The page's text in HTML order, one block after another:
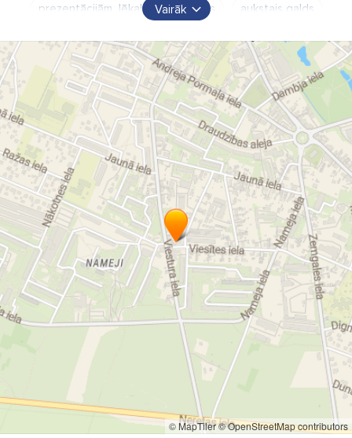
prezentācijām Jēkabpilī
siltais
aukstais galds
svinību rīkošana
organizēšana bēru mielasti
Vairāk
© MapTiler© OpenStreetMap contributors